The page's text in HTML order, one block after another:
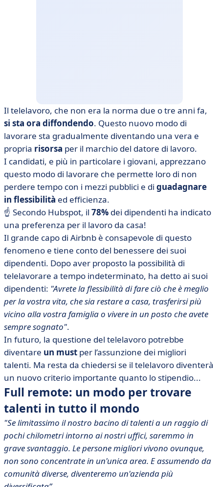
Il telelavoro, che non era la norma due o tre anni fa,
si sta ora diffondendo. Questo nuovo modo di
lavorare sta gradualmente diventando una vera e
propria risorsa per il marchio del datore di lavoro.
I candidati, e più in particolare i giovani, apprezzano
questo modo di lavorare che permette loro di non
perdere tempo con i mezzi pubblici e di guadagnare
in flessibilità ed efficienza.
☝ Secondo Hubspot, il 78% dei dipendenti ha indicato
una preferenza per il lavoro da casa!
Il grande capo di Airbnb è consapevole di questo
fenomeno e tiene conto del benessere dei suoi
dipendenti. Dopo aver proposto la possibilità di
telelavorare a tempo indeterminato, ha detto ai suoi
dipendenti: "Avrete la flessibilità di fare ciò che è meglio
per la vostra vita, che sia restare a casa, trasferirsi più
vicino alla vostra famiglia o vivere in un posto che avete
sempre sognato".
In futuro, la questione del telelavoro potrebbe
diventare un must per l’assunzione dei migliori
talenti. Ma resta da chiedersi se il telelavoro diventerà
un nuovo criterio importante quanto lo stipendio...
Full remote: un modo per trovare
talenti in tutto il mondo
"Se limitassimo il nostro bacino di talenti a un raggio di
pochi chilometri intorno ai nostri uffici, saremmo in
grave svantaggio. Le persone migliori vivono ovunque,
non sono concentrate in un'unica area. E assumendo da
comunità diverse, diventeremo un'azienda più